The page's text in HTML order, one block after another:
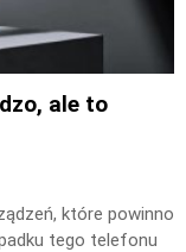
ale to
które powinno
tego telefonu